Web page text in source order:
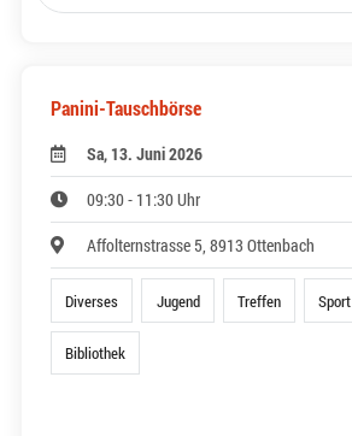
Panini-Tauschbörse
Sa, 13. Juni 2026
09:30 - 11:30 Uhr
Affolternstrasse 5, 8913 Ottenbach
Diverses Jugend Treffen Sport
Bibliothek